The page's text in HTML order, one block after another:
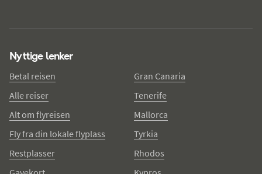
Nyttige lenker
Betal reisen
Alle reiser
Alt om flyreisen
Fly fra din lokale flyplass
Restplasser
Gran Canaria
Tenerife
Mallorca
Tyrkia
Rhodos